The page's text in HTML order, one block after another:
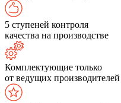
5 ступеней контроля
качества на производстве
Комплектующие только
от ведущих производителей